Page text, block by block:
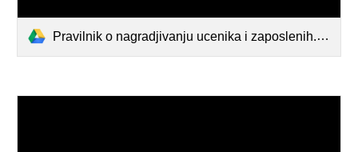
Pravilnik o nagradjivanju ucenika i zaposlenih.docx